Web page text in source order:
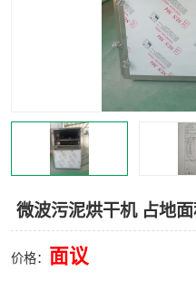
微波污泥烘干机 占地
价格： 面议
分子膜发酵堆肥设备